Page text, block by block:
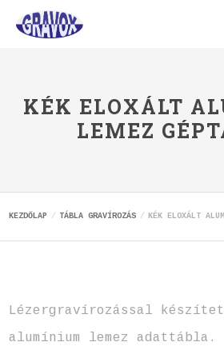
KÉK ELOXÁLT
LEMEZ
KEZDŐLAP TÁBLA GRAVÍROZÁS KÉK ELOXÁLT
Lézergravírozással
alumínium lemez adattábla.